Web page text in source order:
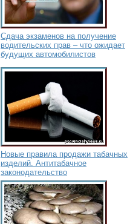
Сдача экзаменов на получение
водительских прав – что ожидает
будущих автомобилистов
Новые правила продажи табачных
изделий. Антитабачное
законодательство